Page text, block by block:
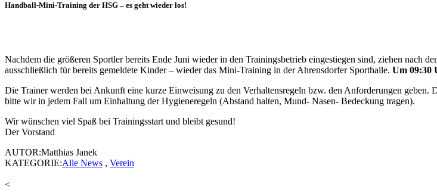
Handball-Mini-Training der HSG – es geht wieder los!
Nachdem die größeren Sportler bereits Ende Juni wieder in den Trainingsbetrieb eingestiegen sind, ziehen nach
ausschließlich für bereits gemeldete Kinder – wieder das Mini-Training in der Ahrensdorfer Sporthalle. Um 09:30
Die Trainer werden bei Ankunft eine kurze Einweisung zu den Verhaltensregeln bzw. den Anforderungen
bitte wir in jedem Fall um Einhaltung der Hygieneregeln (Abstand halten, Mund- Nasen- Bedeckung tragen).
Wir wünschen viel Spaß bei Trainingsstart und bleibt gesund!
Der Vorstand
AUTOR:Matthias Janek
KATEGORIE:Alle News , Verein
<